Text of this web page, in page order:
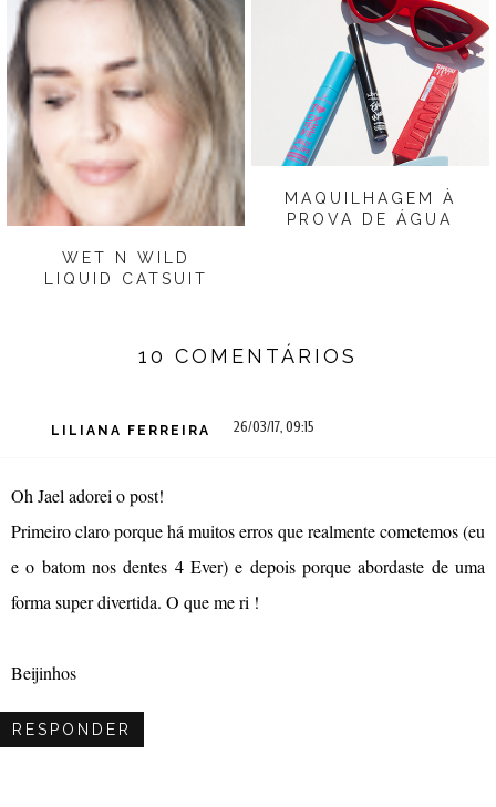
WET N WILD
LIQUID CATSUIT
MAQUILHAGEM À
PROVA DE ÁGUA
10 COMENTÁRIOS
LILIANA FERREIRA 26/03/17, 09:15
Oh Jael adorei o post!
Primeiro claro porque há muitos erros que realmente cometemos (eu
e o batom nos dentes 4 Ever) e depois porque abordaste de uma
forma super divertida. O que me ri !
Beijinhos
RESPONDER